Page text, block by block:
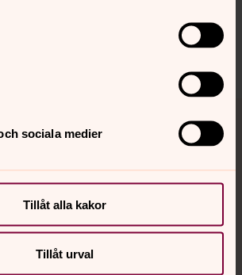
sociala medier
Tillåt alla kakor
Tillåt urval